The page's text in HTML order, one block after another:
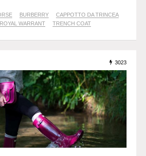
BURBERRY
CAPPOTTO DA TRINCEA
ROYAL WARRANT TRENCH COAT
3023